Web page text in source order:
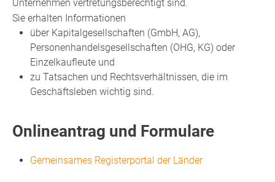
Unternehmen vertretungsberechtigt sind.
Sie erhalten Informationen
über Kapitalgesellschaften (GmbH, AG),
Personenhandelsgesellschaften (OHG, KG) oder
Einzelkaufleute und
zu Tatsachen und Rechtsverhältnissen, die im
Geschäftsleben wichtig sind.
Onlineantrag und Formulare
Gemeinsames Registerportal der Länder